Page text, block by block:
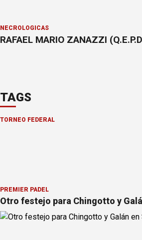
NECROLÓGICAS
RAFAEL MARIO ZANAZZI
TAGS
TORNEO FEDERAL
PREMIER PÁDEL
Otro festejo para Chingotto y